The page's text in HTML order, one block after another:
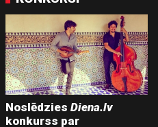
NoslēdziesDiena.lv
konkurss par